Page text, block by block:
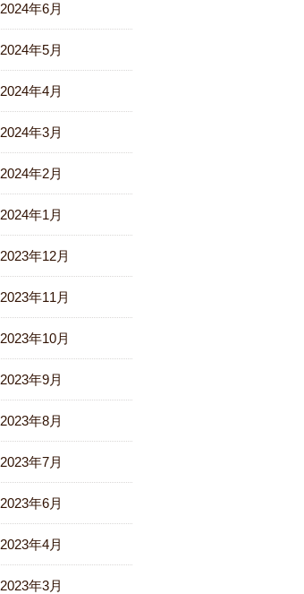
2024年6月
2024年5月
2024年4月
2024年3月
2024年2月
2024年1月
2023年12月
2023年11月
2023年10月
2023年9月
2023年8月
2023年7月
2023年6月
2023年4月
2023年3月